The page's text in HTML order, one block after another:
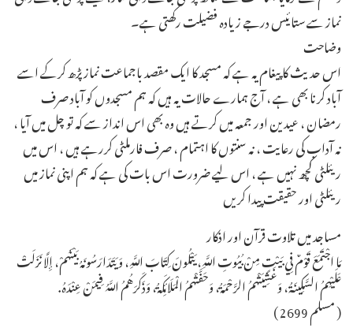
نماز سے ستائیس درجے زیادہ فضیلت رکھتی ہے۔
وضاحت
اس حدیث کا پیغام یہ ہے کہ مسجد کا ایک مقصد باجماعت نماز پڑھ کرکے اسے
آباد کرنا بھی ہے ، آج ہمارے حالات یہ ہیں کہ ہم مسجدوں کو آباد صرف
رمضان ، عیدین اور جمعہ میں کرتے ہیں وہ بھی اس انداز سے کہ تو چل میں آیا ،
نہ آداب کی رعایت ، نہ سنتوں کا اہتمام ، صرف فارملٹی کررہے ہیں ، اس میں
ریئلٹی کچھ نہیں ہے ، اس لیے ضرورت اس بات کی ہے کہ ہم اپنی نماز میں
ریئلٹی اور حقیقت پیدا کریں ـ
مساجد میں تلاوت قرآن اور اذکار
مَا اجْتَمَعَ قَوْمٌ فِي بَيْتٍ مِنْ بُيُوتِ اللَّهِ، يَتْلُونَ كِتَابَ اللَّهِ، وَيَتَدَارَسُونَهُ بَيْنَهُمْ، إِلَّا نَزَلَتْ
عَلَيْهِمُ السَّكِينَةُ، وَغَشِيَتْهُمُ الرَّحْمَةُ، وَحَفَّتْهُمُ الْمَلَائِكَةُ، وَذَكَرَهُمُ اللَّهُ فِيمَنْ عِنْدَهُ.
( مسلم 2699 )